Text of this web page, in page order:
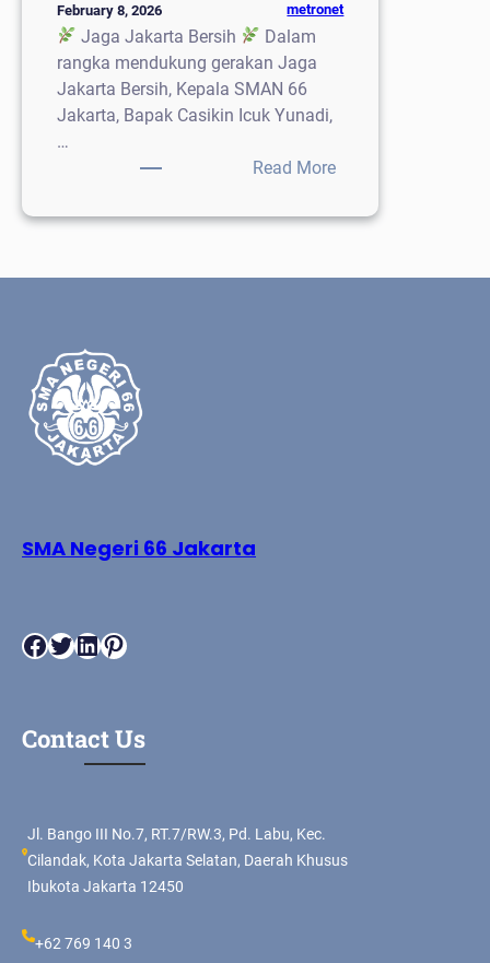
February 8, 2026 metronet
Jaga Jakarta Bersih
Dalam
rangka mendukung gerakan Jaga
Jakarta Bersih, Kepala SMAN 66
Jakarta, Bapak Casikin Icuk Yunadi,
…
Read More:
Jakarta
SMA Negeri 66 Jakarta
Facebook Twitter LinkedIn Pinterest
Contact Us
Jl. Bango III No.7, RT.7/RW.3, Pd. Labu, Kec.
Cilandak, Kota Jakarta Selatan, Daerah Khusus
Ibukota Jakarta 12450
+62 769 140 3